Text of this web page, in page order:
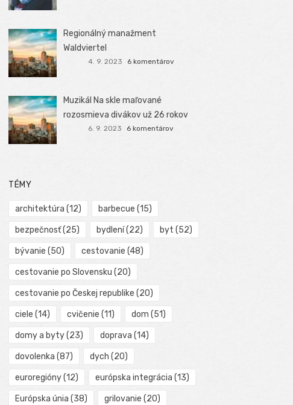
Regionálný manažment
Waldviertel
4. 9. 2023 6 komentárov
Muzikál Na skle maľované
rozosmieva divákov už 26 rokov
6. 9. 2023 6 komentárov
TÉMY
architektúra (12) barbecue (15)
bezpečnosť(25) bydlení(22) byt (52)
bývanie (50) cestovanie (48)
cestovanie po Slovensku (20)
cestovanie po Českej republike (20)
ciele (14) cvičenie (11) dom (51)
domy a byty(23) doprava (14)
dovolenka (87) dych (20)
euroregióny(12) európska integrácia (13)
Európska únia (38) grilovanie (20)